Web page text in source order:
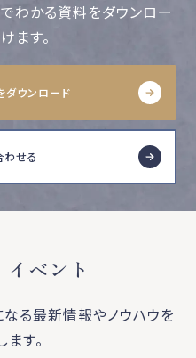
わかる資料をダウンロー
ます。
ダウンロード
わせる
ベント
る最新情報やノウハウを
す。